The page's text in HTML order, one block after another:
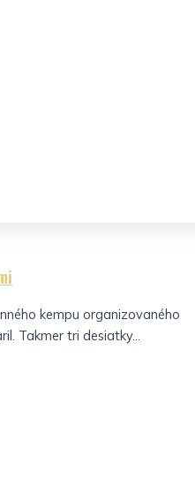
kempu organizovaného
Takmer tri desiatky...